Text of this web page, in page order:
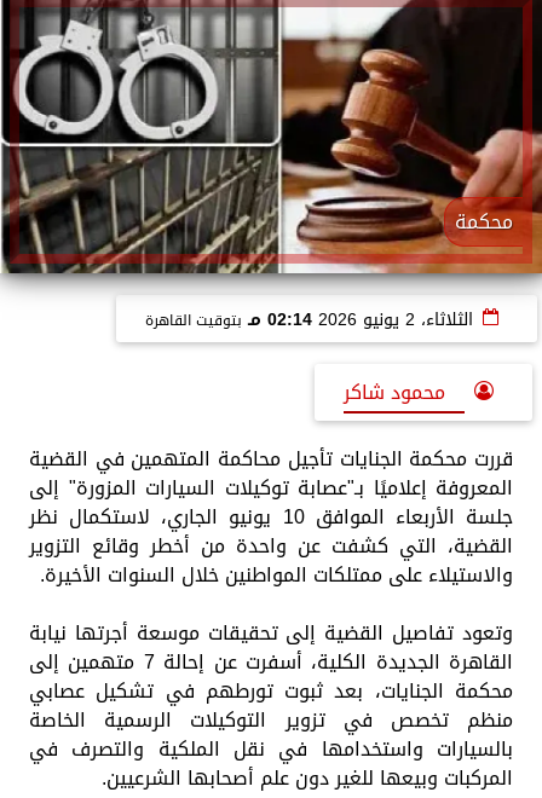
محكمة
الثلاثاء، 2 يونيو 2026 02:14 مـ بتوقيت القاهرة
محمود شاكر
قررت محكمة الجنايات تأجيل محاكمة المتهمين في القضية
المعروفة إعلاميًا بـ"عصابة توكيلات السيارات المزورة" إلى
جلسة الأربعاء الموافق 10 يونيو الجاري، لاستكمال نظر
القضية، التي كشفت عن واحدة من أخطر وقائع التزوير
والاستيلاء على ممتلكات المواطنين خلال السنوات الأخيرة.
وتعود تفاصيل القضية إلى تحقيقات موسعة أجرتها نيابة
القاهرة الجديدة الكلية، أسفرت عن إحالة 7 متهمين إلى
محكمة الجنايات، بعد ثبوت تورطهم في تشكيل عصابي
منظم تخصص في تزوير التوكيلات الرسمية الخاصة
بالسيارات واستخدامها في نقل الملكية والتصرف في
المركبات وبيعها للغير دون علم أصحابها الشرعيين.